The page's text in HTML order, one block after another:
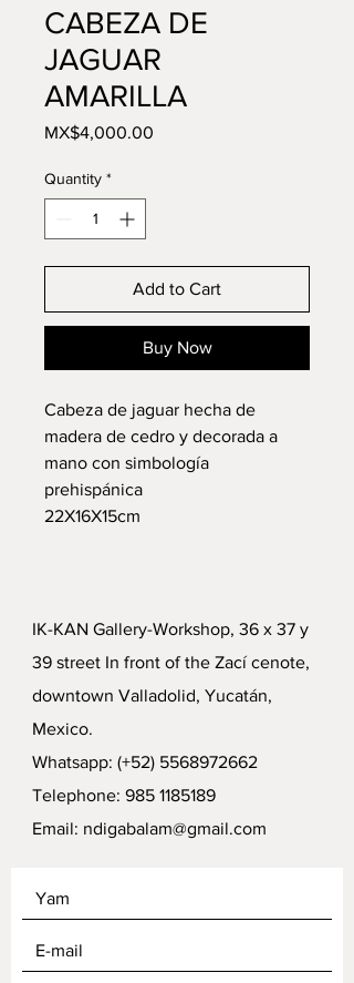
CABEZA DE
JAGUAR
AMARILLA
MX$4,000.00
Quantity *
Add to Cart
Buy Now
Cabeza de jaguar hecha de
madera de cedro y decorada a
mano con simbología
prehispánica
22X16X15cm
IK-KAN Gallery-Workshop, 36 x 37 y
39 street In front of the Zací cenote,
downtown Valladolid, Yucatán,
Mexico.
Whatsapp: (+52) 5568972662
Telephone: 985 1185189
Email: ndigabalam@gmail.com